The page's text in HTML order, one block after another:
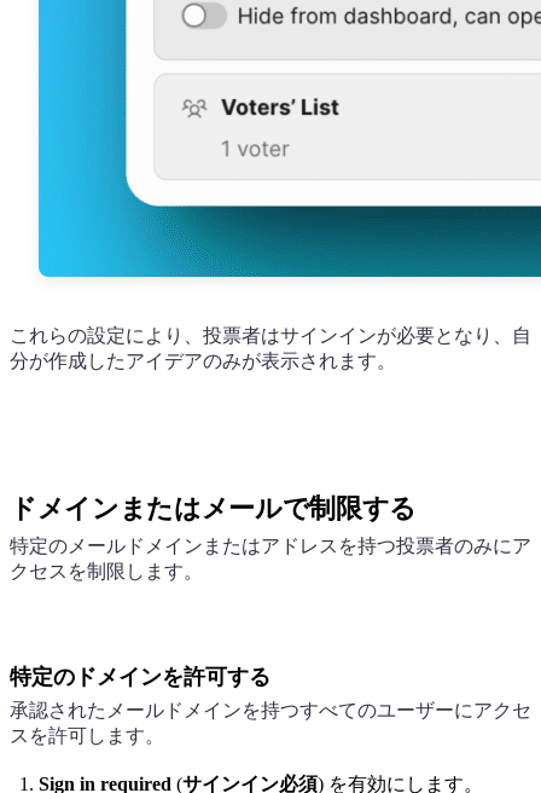
これらの設定により、投票者はサインインが必要となり、自
分が作成したアイデアのみが表示されます。
ドメインまたはメールで制限する
特定のメールドメインまたはアドレスを持つ投票者のみにア
クセスを制限します。
特定のドメインを許可する
承認されたメールドメインを持つすべてのユーザーにアクセ
スを許可します。
Sign in required (サインイン必須) を有効にします。